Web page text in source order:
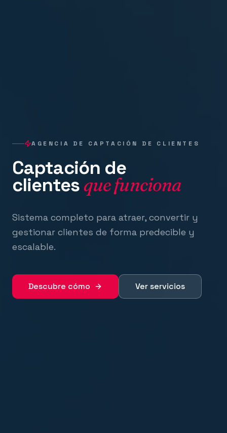
AGENCIA DE CAPTACIÓN DE CLIENTES
Captación de
clientesque funciona
Sistema completo para atraer, convertir y
gestionar clientes de forma predecible y
escalable.
Descubre cómo Ver servicios